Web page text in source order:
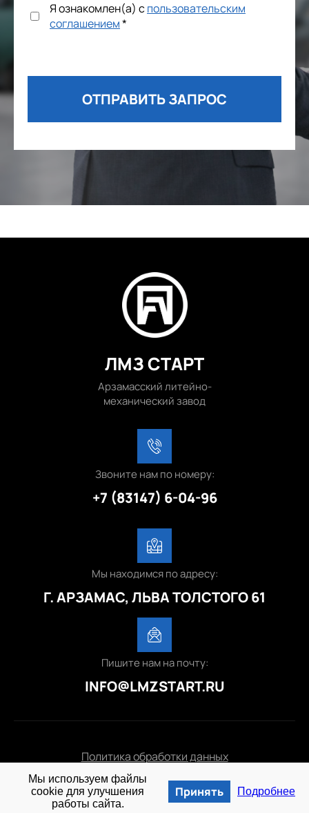
Я ознакомлен(а) спользовательским
соглашением*
ОТПРАВИТЬ ЗАПРОС
ЛМЗ СТАРТ
Арзамасский литейно-
механический завод
+7 (83147) 6-04-96
Звоните нам по номеру:
Г. АРЗАМАС, ЛЬВА ТОЛСТОГО 61
Мы находимся по адресу:
INFO@LMZSTART.RU
Пишите нам на почту:
Политика обработки данных
© 2025 lmzstart.ru
Мы используем файлы
cookie для улучшения
работы сайта.
Принять Подробнее